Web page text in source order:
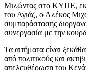
Μιλώντας στο ΚΥΠΕ, εκ
του Αγιάζ, ο Αλέκος
συμπαράστασης
συνεργασία με την
Τα αιτήματα είναι
από πολιτικούς και
απελευθέρωση του